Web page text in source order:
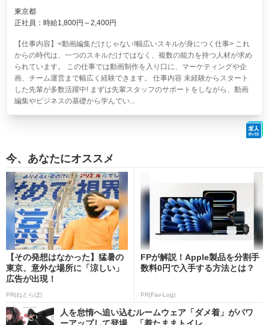
東京都
正社員：時給1,800円～2,400円
【仕事内容】<動画編集だけじゃない!幅広いスキルが身につく仕事> これ
からの時代は、一つのスキルだけではなく、複数の能力を持つ人材が求め
られています。 この仕事では動画制作を入り口に、マーケティングや企
画、チーム運営まで幅広く経験できます。 仕事内容 未経験からスタート
した先輩が多数活躍中! まずは先輩スタッフのサポートをしながら、動画
編集やビジネスの基礎から学んでい...
今、あなたにオススメ
【その発想はなかった】猛暑の
東京、意外な場所に「涼しい」
広告が出現！
PR(ねとらぼ)
FPが解説！Apple製品を分割手
数料0円で入手する方法とは？
PR(Fav-Log)
人を怠惰へ追い込むルームウェア「ダメ着」がパワ